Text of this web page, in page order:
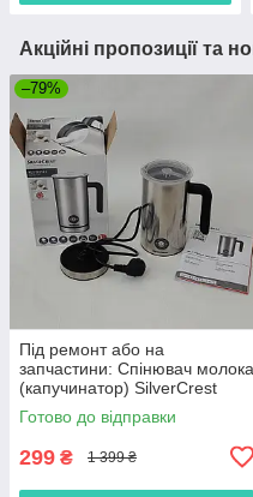
Акційні пропозиції та
–79%
Під ремонт або на
запчастини: Спінювач молока
(капучинатор) SilverCrest
SMA 500 F1
Готово до відправки
299 ₴ 1 399 ₴